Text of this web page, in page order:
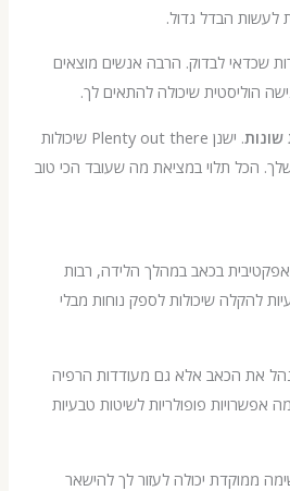
גדול.
הרבה אנשים מוצאים
שיכולה להתאים לך.
. ישנן Plenty out there שיכולות
במציאת מה שעובד הכי טוב
במהלך הלידה, רבות
לספק נוחות מבלי
אלא גם מעודדות הרפיה
פופולריות לשיטות טבעיות
יכולה לעזור לך להישאר